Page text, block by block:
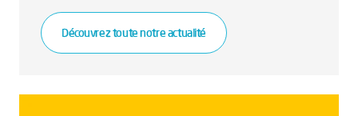
Découvrez toute notre actualité